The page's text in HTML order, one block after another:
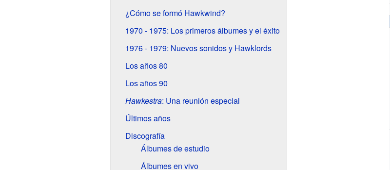
¿Cómo se formó Hawkwind?
1970 - 1975: Los primeros álbumes y el éxito
1976 - 1979: Nuevos sonidos y Hawklords
Los años 80
Los años 90
Hawkestra: Una reunión especial
Últimos años
Discografía
Álbumes de estudio
Álbumes en vivo